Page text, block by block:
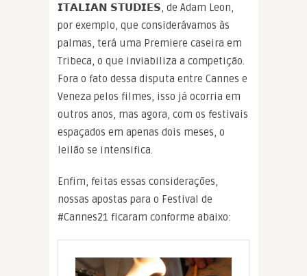
𝗜𝗧𝗔𝗟𝗜𝗔𝗡 𝗦𝗧𝗨𝗗𝗜𝗘𝗦, de Adam Leon,
por exemplo, que considerávamos às
palmas, terá uma Premiere caseira em
Tribeca, o que inviabiliza a competição.
Fora o fato dessa disputa entre Cannes e
Veneza pelos filmes, isso já ocorria em
outros anos, mas agora, com os festivais
espaçados em apenas dois meses, o
leilão se intensifica.
Enfim, feitas essas considerações,
nossas apostas para o Festival de
#Cannes21 ficaram conforme abaixo: